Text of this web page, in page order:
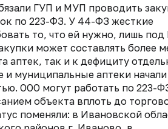
ГУП и МУП проводить
по 223-ФЗ. У 44-ФЗ жесткие
то, что ей нужно, лишь
может составлять более
аптек, так и к дефициту
и муниципальные аптеки начали
ООО могут работать по 223-
объекта вплоть до
поменяли: в Ивановской